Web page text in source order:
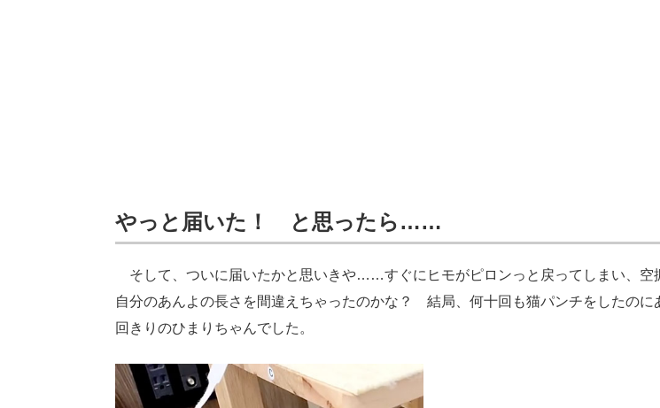
やっと届いた！ と思ったら……
そして、ついに届いたかと思いきや……すぐにヒモがピロンっと戻ってしまい、空
自分のあんよの長さを間違えちゃったのかな？ 結局、何十回も猫パンチをしたのに
回きりのひまりちゃんでした。